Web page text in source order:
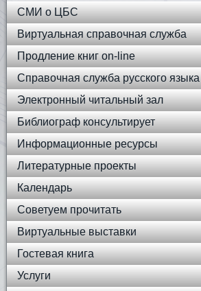
СМИ о ЦБС
Виртуальная справочная служба
Продление книг on-line
Справочная служба русского языка
Электронный читальный зал
Библиограф консультирует
Информационные ресурсы
Литературные проекты
Календарь
Советуем прочитать
Виртуальные выставки
Гостевая книга
Услуги